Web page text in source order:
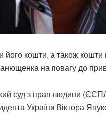
кошти, а також
на повагу до
суд з прав людини
України Віктора